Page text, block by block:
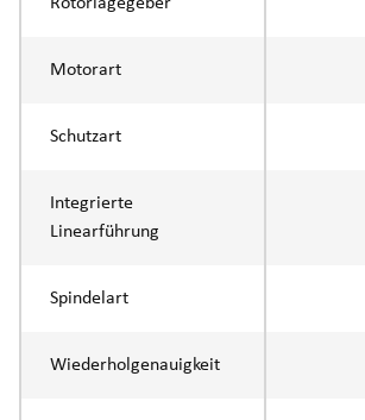
Motorart
Schutzart
Integrierte
Linearführung
Spindelart
Wiederholgenauigkeit